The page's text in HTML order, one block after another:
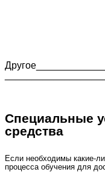
Специальные
средства
Если необходимы какие-
процесса обучения для